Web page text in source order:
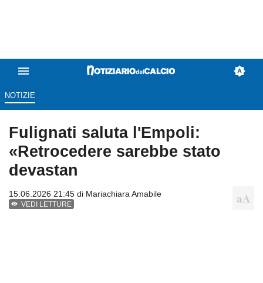
NOTIZIE
Fulignati saluta l'Empoli:
«Retrocedere sarebbe stato
devastan
15.06.2026 21:45 di Mariachiara Amabile
VEDI LETTURE